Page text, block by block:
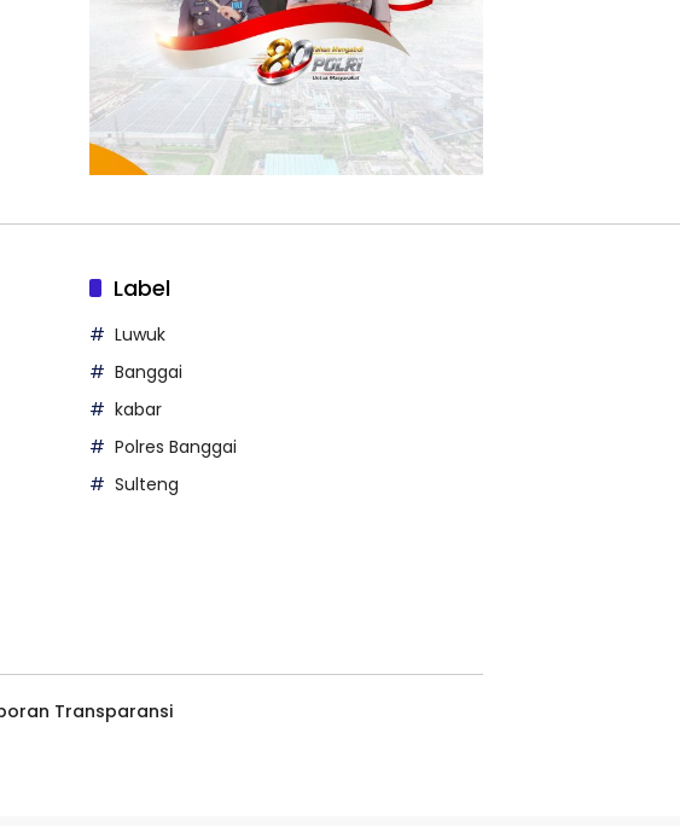
Label
Luwuk
Banggai
kabar
Polres Banggai
Sulteng
Transparansi